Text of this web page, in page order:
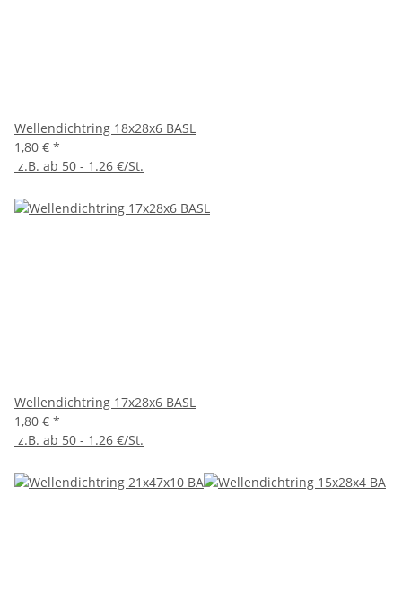
Wellendichtring 18x28x6 BASL
1,80 € *
z.B. ab 50 - 1.26 €/St.
Wellendichtring 17x28x6 BASL
1,80 € *
z.B. ab 50 - 1.26 €/St.